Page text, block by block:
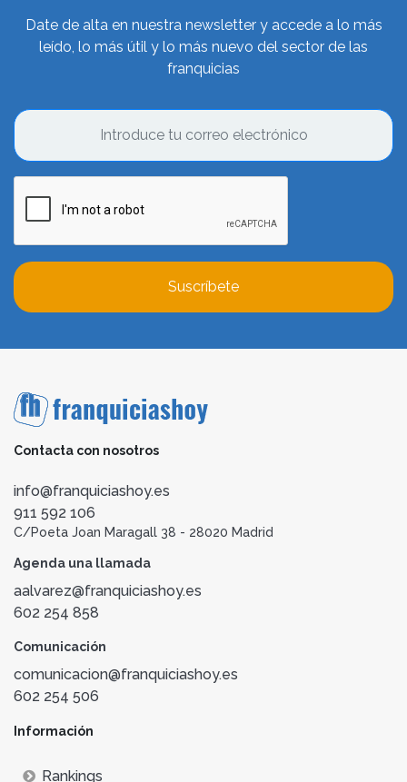
Date de alta en nuestra newsletter y accede a lo más
leído, lo más útil y lo más nuevo del sector de las
franquicias
Suscríbete
Contacta con nosotros
info@franquiciashoy.es
911 592 106
C/Poeta Joan Maragall 38 - 28020 Madrid
Agenda una llamada
aalvarez@franquiciashoy.es
602 254 858
Comunicación
comunicacion@franquiciashoy.es
602 254 506
Información
Rankings